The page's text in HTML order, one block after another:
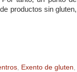
productos sin gluten,
Exento de gluten